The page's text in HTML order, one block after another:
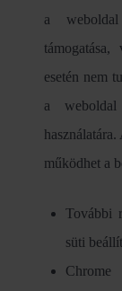
a weboldal
esetén nem
a
működhet a
További
süti
Chrome